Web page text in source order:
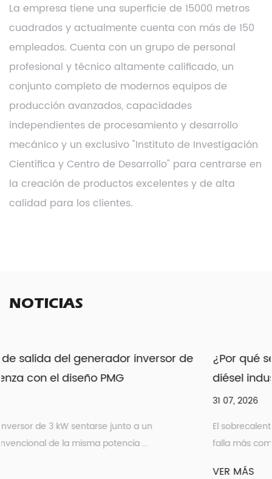
La empresa tiene una superficie de 15000 metros
cuadrados y actualmente cuenta con más de 150
empleados. Cuenta con un grupo de personal
profesional y técnico altamente calificado, un
conjunto completo de modernos equipos de
producción avanzados, capacidades
independientes de procesamiento y desarrollo
mecánico y un exclusivo "Instituto de Investigación
Científica y Centro de Desarrollo" para centrarse en
la creación de productos excelentes y de alta
calidad para los clientes.
NOTICIAS
¿Por qué se sobrecalienta una bomba de
diésel industrial?
El sobrecalentamiento sigue siendo uno de los puntos de
falla más comunes reportados en los equipos de bomb...